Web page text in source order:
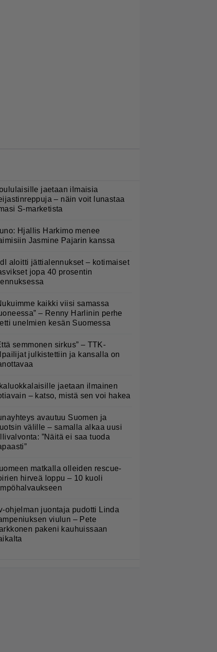
jaetaan ilmaisia
– näin voit lunastaa
S-marketista
Hjallis Harkimo menee
Jasmine Pajarin kanssa
aloitti jättialennukset – kotimaiset
jopa 40 prosentin
kaikki viisi samassa
– Renny Harlinin perhe
unelmien kesän Suomessa
semmonen sirkus” – TTK-
julkistettiin ja kansalla on
jaetaan ilmainen
– katso, mistä sen voi hakea
avautuu Suomen ja
välille – samalla alkaa uusi
”Näitä ei saa tuoda
matkalla olleiden rescue-
hirveä loppu – 10 kuoli
ohjelman juontaja pudotti Linda
viulun – Pete
pakeni kauhuissaan